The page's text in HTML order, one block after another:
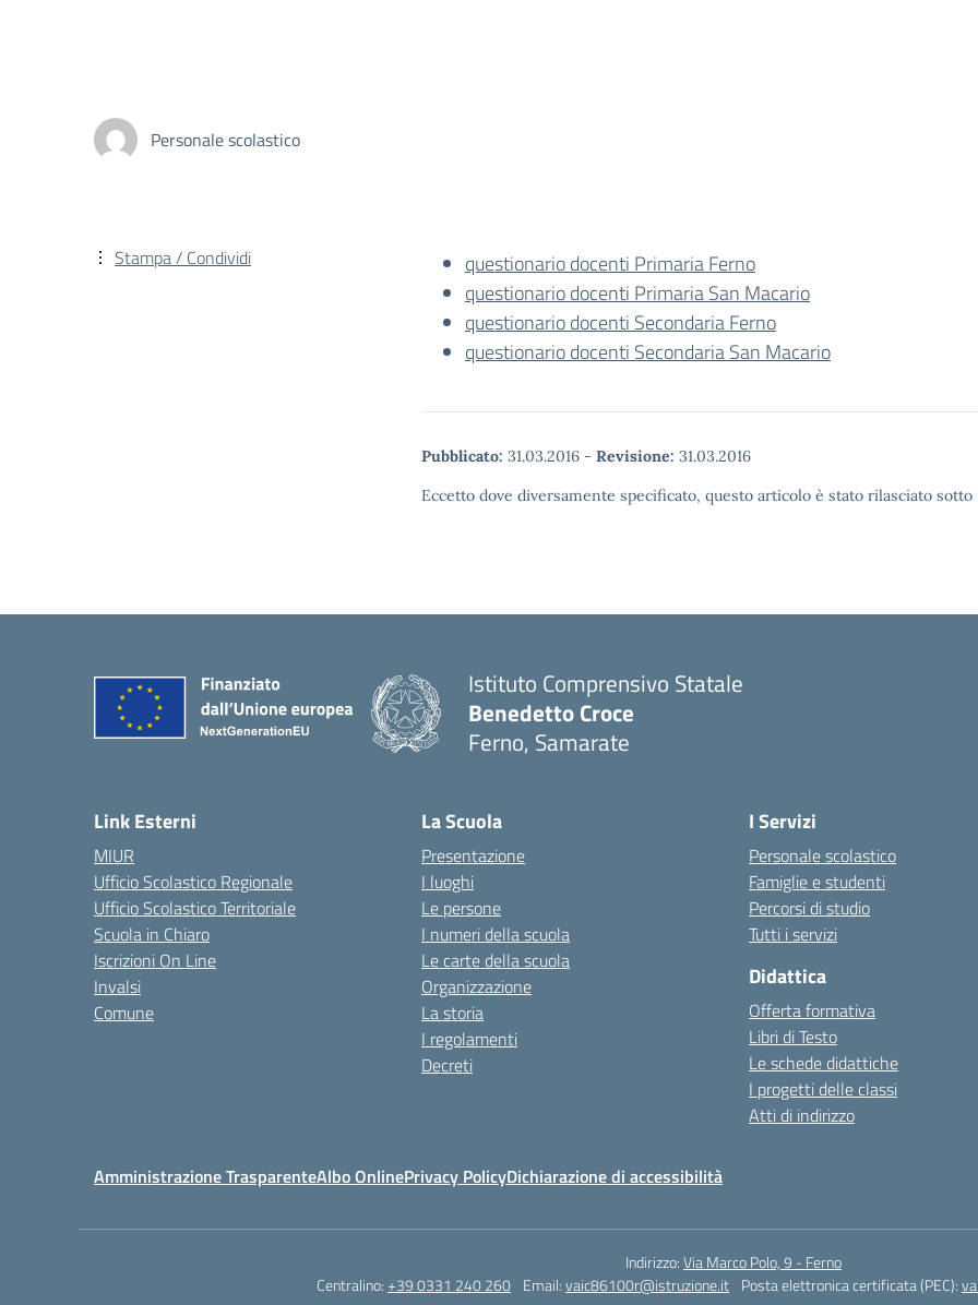
Personale scolastico
questionario docenti Primaria Ferno
questionario docenti Primaria San Macario
questionario docenti Secondaria Ferno
questionario docenti Secondaria San Macario
Pubblicato: 31.03.2016 - Revisione: 31.03.2016
Eccetto dove diversamente specificato, questo articolo è stato rilasciato
Stampa / Condividi
Istituto Comprensivo Statale
Benedetto Croce
Ferno, Samarate
Link Esterni
MIUR
Ufficio Scolastico Regionale
Ufficio Scolastico Territoriale
Scuola in Chiaro
Iscrizioni On Line
Invalsi
Comune
La Scuola
Presentazione
I luoghi
Le persone
I numeri della scuola
Le carte della scuola
Organizzazione
La storia
I regolamenti
Decreti
I Servizi
Personale scolastico
Famiglie e studenti
Percorsi di studio
Tutti i servizi
Didattica
Offerta formativa
Libri di Testo
Le schede didattiche
I progetti delle classi
Atti di indirizzo
Amministrazione TrasparenteAlbo OnlinePrivacy PolicyDichiarazione di accessibilità
Indirizzo:Via Marco Polo, 9 - Ferno
Centralino:+39 0331 240 260 Email:vaic86100r@istruzione.it Posta elettronica certificata (PEC):